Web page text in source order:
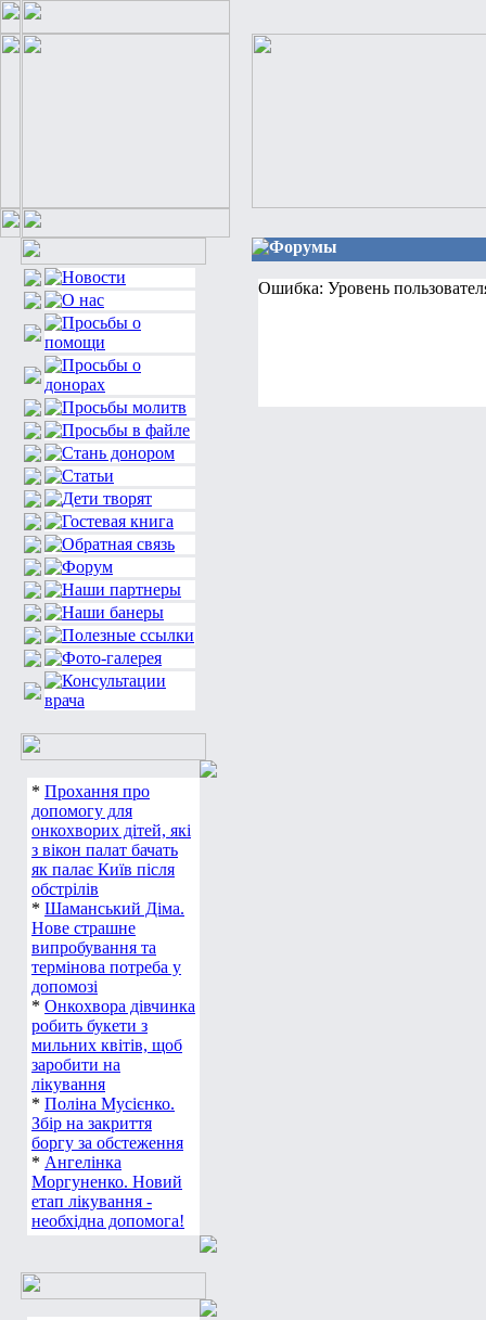
* Прохання про
допомогу для
онкохворих дітей, які
з вікон палат бачать
як палає Київ після
обстрілів
* Шаманський Діма.
Нове страшне
випробування та
термінова потреба у
допомозі
* Онкохвора дівчинка
робить букети з
мильних квітів, щоб
заробити на
лікування
* Поліна Мусієнко.
Збір на закриття
боргу за обстеження
* Ангелінка
Моргуненко. Новий
етап лікування -
необхідна допомога!
Форумы
Ошибка: Уровень